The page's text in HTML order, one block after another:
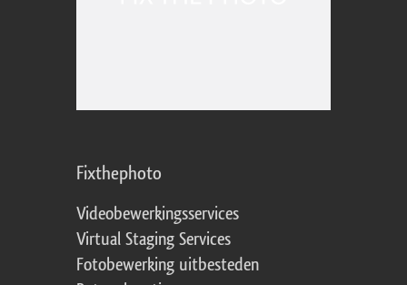
Fixthephoto
Videobewerkingsservices
Virtual Staging Services
Fotobewerking uitbesteden